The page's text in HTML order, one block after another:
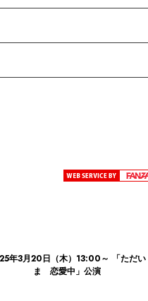
年3月20日（木）13:00～ 「ただい
ま 恋愛中」公演